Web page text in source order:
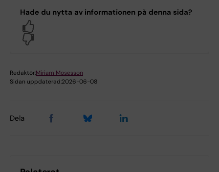
Hade du nytta av informationen på denna sida?
Redaktör:Miriam Mosesson
Sidan uppdaterad:2026-06-08
Dela